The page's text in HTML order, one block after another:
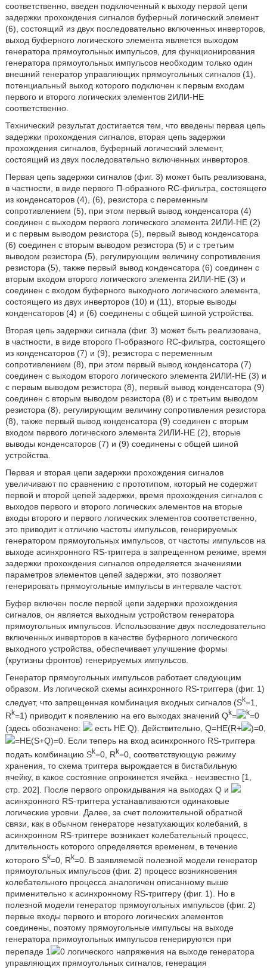
соответственно, введен подключенный к выходу первой цепи
задержки прохождения сигналов буферный логический элемент
(6), состоящий из двух последовательно включенных инверторов,
выход буферного логического элемента является выходом
генератора прямоугольных импульсов, для функционирования
генератора прямоугольных импульсов необходим только один
внешний генератор управляющих прямоугольных сигналов (1),
потенциальный выход которого подключен к первым входам
первого и второго логических элементов 2ИЛИ-НЕ
соответственно.
Технический результат достигается тем, что введены первая цепь
задержки прохождения сигналов, вторая цепь задержки
прохождения сигналов, буферный логический элемент,
состоящий из двух последовательно включенных инверторов.
Первая цепь задержки сигналов (фиг. 3) может быть реализована,
в частности, в виде первого П-образного RC-фильтра, состоящего
из конденсаторов (4), (6), резистора с переменным
сопротивлением (5), при этом первый вывод конденсатора (4)
соединен с выходом первого логического элемента 2ИЛИ-НЕ (2)
и с первым выводом резистора (5), первый вывод конденсатора
(6) соединен с вторым выводом резистора (5) и с третьим
выводом резистора (5), регулирующим величину сопротивления
резистора (5), также первый вывод конденсатора (6) соединен с
вторым входом второго логического элемента 2ИЛИ-НЕ (3) и
соединен с входом буферного выходного логического элемента,
состоящего из двух инверторов (10) и (11), вторые выводы
конденсаторов (4) и (6) соединены с общей шиной устройства.
Вторая цепь задержки сигнала (фиг. 3) может быть реализована,
в частности, в виде второго П-образного RC-фильтра, состоящего
из конденсаторов (7) и (9), резистора с переменным
сопротивлением (8), при этом первый вывод конденсатора (7)
соединен с выходом второго логического элемента 2ИЛИ-НЕ (3) и
с первым выводом резистора (8), первый вывод конденсатора (9)
соединен с вторым выводом резистора (8) и с третьим выводом
резистора (8), регулирующим величину сопротивления резистора
(8), также первый вывод конденсатора (9) соединен с вторым
входом первого логического элемента 2ИЛИ-НЕ (2), вторые
выводы конденсаторов (7) и (9) соединены с общей шиной
устройства.
Первая и вторая цепи задержки прохождения сигналов
увеличивают по сравнению с прототипом, который не содержит
первой и второй цепей задержки, время прохождения сигналов с
выходов первого и второго логических элементов на вторые
входы второго и первого логических элементов соответственно,
это приводит к отличию частоты импульсов, генерируемых
генератором прямоугольных импульсов, от частоты импульсов на
выходе асинхронного RS-триггера в запрещенном режиме, время
задержки прохождения сигналов определяется значениями
параметров элементов цепей задержки, это позволяет
генерировать прямоугольные импульсы в интервале частот.
Буфер включен после первой цепи задержки прохождения
сигналов, он является выходным устройством генератора
прямоугольных импульсов. Использование двух последовательно
включенных инверторов в качестве буферного логического
выходного устройства, обеспечивает улучшение формы
(крутизны фронтов) генерируемых импульсов.
Генератор прямоугольных импульсов работает следующим
образом. Из логической схемы асинхронного RS-триггера (фиг. 1)
следует, что запрещенная комбинация входных сигналов (Sk=1,
R k=1) приводит к появлению на его выходах значений Qk= k=0
(здесь обозначено:
есть НЕ Q). Действительно, Q=НЕ(R+
)=0,
=НЕ(S+Q)=0. Если теперь на вход асинхронного RS-триггера
подать комбинацию Sk=0, Rk=0, соответствующую режиму
хранения, то схема триггера вырождается в бистабильную
ячейку, в какое состояние опрокинется ячейка - неизвестно [1,
стр. 202]. После первого опрокидывания на выходах Q и
асинхронного RS-триггера устанавливаются одинаковые
логические уровни. Далее, за счет положительной обратной
связи, как в обычном генераторе незатухающих колебаний, в
асинхронном RS-триггере возникает колебательный процесс,
длительность которого определяется временем, в течение
которого Sk=0, Rk=0. В заявляемой полезной модели генератор
прямоугольных импульсов (фиг. 2) процесс возникновения
колебательного процесса аналогичен описанному выше
применительно к асинхронному RS-триггеру (фиг. 1). Но в
полезной модели генератор прямоугольных импульсов (фиг. 2)
первые входы первого и второго логических элементов
соединены, поэтому прямоугольные импульсы на выходе
генератора прямоугольных импульсов генерируются при
перепаде 1
0 логического напряжения на выходе генератора
управляющих прямоугольных сигналов, генерация